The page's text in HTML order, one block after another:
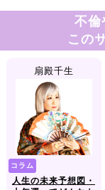
不倫
この
扇殿千生
コラム
人生の未来予想図・